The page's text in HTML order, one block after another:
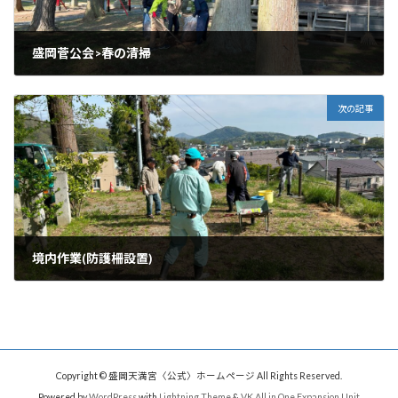
盛岡菅公会>春の清掃
次の記事
境内作業(防護柵設置)
Copyright © 盛岡天満宮〈公式〉ホームページ All Rights Reserved.